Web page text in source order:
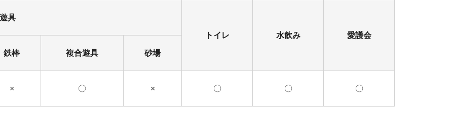
具
トイレ 水飲み 愛護会
鉄棒 複合遊具 砂場
× 〇 × 〇 〇 〇